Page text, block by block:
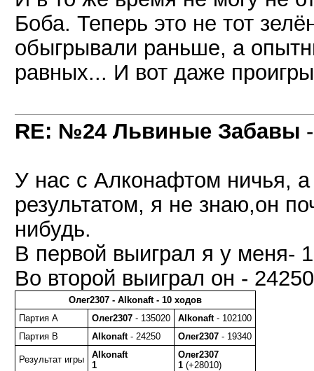
Боба. Теперь это не тот
обыгрывали раньше, а
равных... И вот даже
RE: №24 Львиные Забавы
У нас с Алконафтом ничья, а
результатом, я не знаю,он
нибудь.
В первой выиграл я у меня-
Во второй выиграл он -
Олег2307 - Alkonaft - 10 ходов
Партия A
Олег2307 - 135020 Alkonaft- 102100
Партия B
Alkonaft- 24250 Олег2307 - 19340
Результат игры
Alkonaft
1
Олег2307
1 (+28010)